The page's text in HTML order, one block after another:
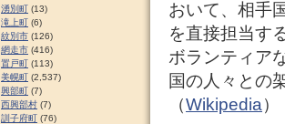
おいて、相手
を直接担当す
ボランティア
国の人々との
（Wikipedia）
湧別町 (13)
滝上町 (6)
紋別市 (126)
網走市 (416)
置戸町 (113)
美幌町 (2,537)
興部町 (7)
西興部村 (7)
訓子府町 (76)